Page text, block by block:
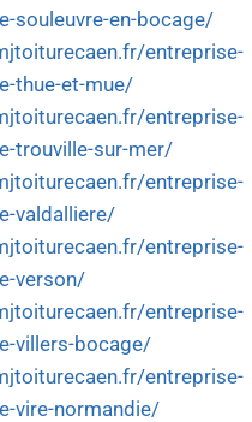
souleuvre-en-bocage/
entreprise-
thue-et-mue/
entreprise-
trouville-sur-mer/
entreprise-
valdalliere/
entreprise-
verson/
entreprise-
villers-bocage/
entreprise-
vire-normandie/